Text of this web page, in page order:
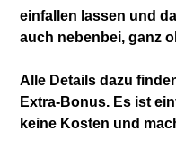
einfallen lassen und
auch nebenbei, ganz
Alle Details dazu
Extra-Bonus. Es ist
keine Kosten und